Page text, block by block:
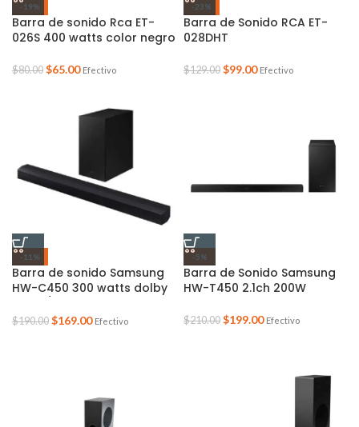
-19%
Barra de sonido Rca ET-
026S 400 watts color negro
$80.00 $65.00 Efectivo
-23%
Barra de Sonido RCA ET-
028DHT
$129.00 $99.00 Efectivo
-11%
Barra de sonido Samsung
HW-C450 300 watts dolby
subwoofer bass boost
$190.00 $169.00 Efectivo
-5%
Barra de Sonido Samsung
HW-T450 2.1ch 200W
$210.00 $199.00 Efectivo